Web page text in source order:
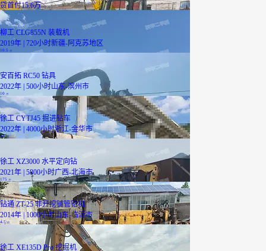
贷首付15.6万
柳工 CLG855N 装载机
2019年 | 720小时新疆-阿克苏地区
10.5 万
安百拓 RC50 钻具
2022年 | 500小时山东-滨州市
10
徐工 CYTJ45 掘进钻车
2022年 | 4000小时浙江-金华市
32万
徐工 XZ3000 水平定向钻
2021年 | 5800小时广西-北海市
175
钻通 ZT-25 非开挖铺管钻机
2014年 | 1000小时山东-临沂市
4.5万
徐工 XE135D Pro 挖掘机